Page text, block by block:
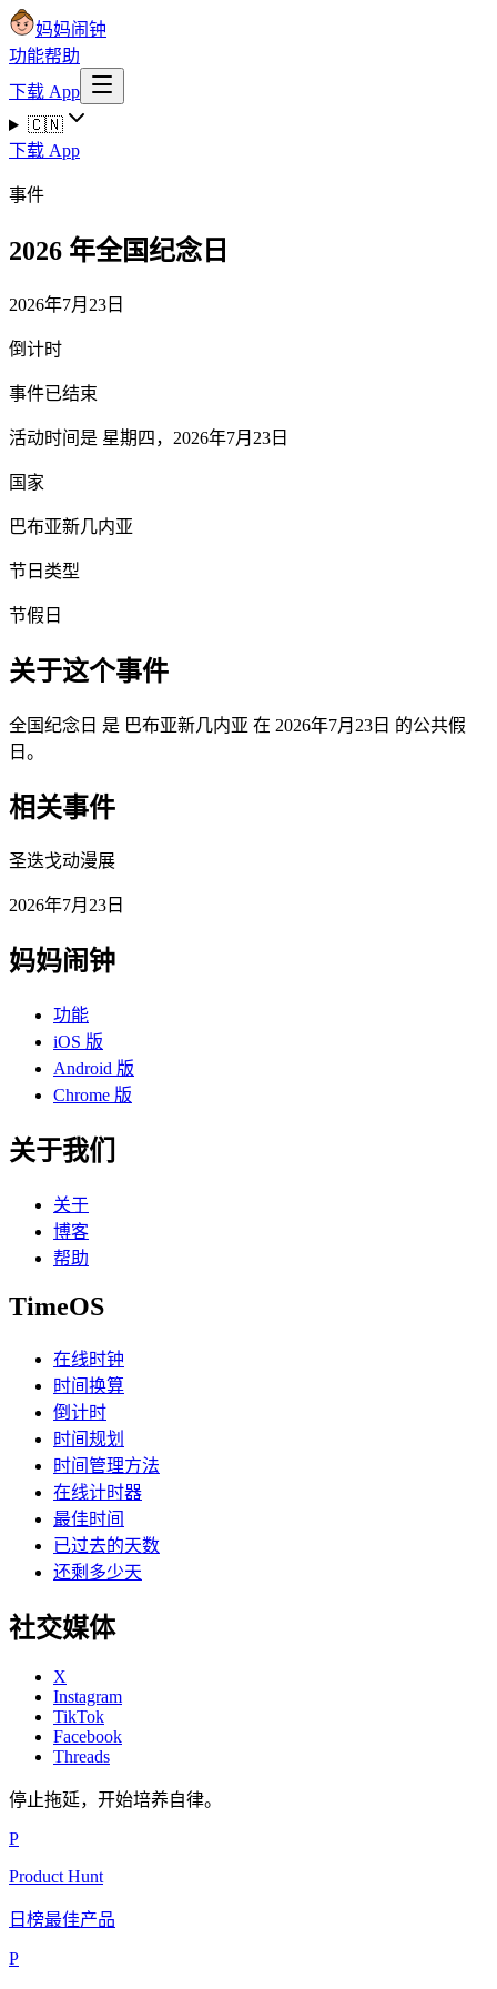
妈妈闹钟
功能帮助
下载 App
🇨🇳
下载 App
事件
2026 年全国纪念日
2026年7月23日
倒计时
事件已结束
活动时间是 星期四，2026年7月23日
国家
巴布亚新几内亚
节日类型
节假日
关于这个事件
全国纪念日 是 巴布亚新几内亚 在 2026年7月23日 的公共假
日。
相关事件
圣迭戈动漫展
2026年7月23日
妈妈闹钟
功能
iOS 版
Android 版
Chrome 版
关于我们
关于
博客
帮助
TimeOS
在线时钟
时间换算
倒计时
时间规划
时间管理方法
在线计时器
最佳时间
已过去的天数
还剩多少天
社交媒体
X
Instagram
TikTok
Facebook
Threads
停止拖延，开始培养自律。
P
Product Hunt
日榜最佳产品
P